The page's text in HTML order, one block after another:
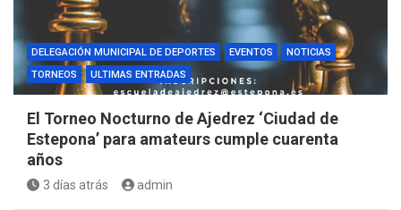
DELEGACIÓN MUNICIPAL DE DEPORTES EVENTOS
NOTICIAS
TORNEOS
ULTIMAS ENTRADAS
El Torneo Nocturno de Ajedrez ‘Ciudad de
Estepona’ para amateurs cumple cuarenta
años
3 días atrás admin